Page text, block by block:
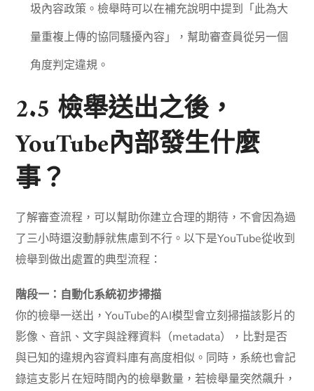
圾內容政策。檢舉時可以在補充說明中提到「此為大
量重複上傳的協同騷擾內容」，幫助審查員從另一個
角度判定違規。
2.5 檢舉送出之後，
YouTube內部發生什麼
事？
了解審查流程，可以幫助你建立合理的期待，不會因為過
了三小時還沒動靜就焦慮到不行。以下是YouTube從收到
檢舉到做出處置的典型流程：
階段一：自動化系統初步掃描
你的檢舉一送出，YouTube的AI模型會立刻掃描該影片的
影像、音訊、文字與詮釋資料（metadata），比對是否
與已知的違規內容資料庫有高度相似。同時，系統也會記
錄這支影片在短時間內的檢舉數量，若檢舉量突然飆升，